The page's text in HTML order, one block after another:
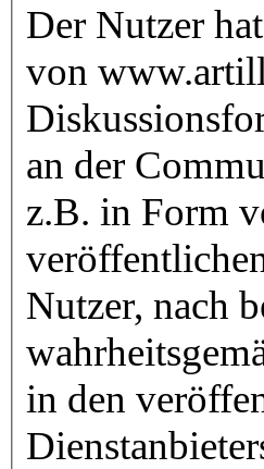
Der Nutzer
von
an der
z.B. in Form
Nutzer, nach
in den